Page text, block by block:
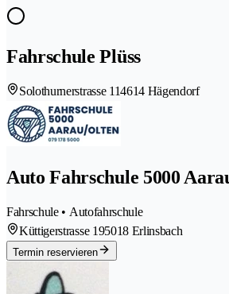
Fahrschule Plüss
Solothurnerstrasse 114614 Hägendorf
Auto Fahrschule 5000
Fahrschule • Autofahrschule
Küttigerstrasse 195018 Erlinsbach
Termin reservieren